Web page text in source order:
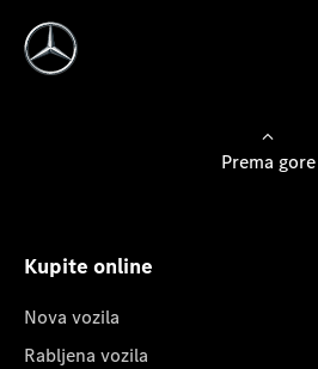
Prema gore
Kupite online
Nova vozila
Rabljena vozila